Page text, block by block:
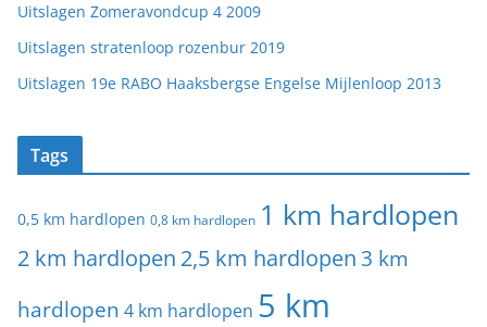
Uitslagen Zomeravondcup 4 2009
Uitslagen stratenloop rozenbur 2019
Uitslagen 19e RABO Haaksbergse Engelse Mijlenloop 2013
Tags
0,5 km hardlopen 0,8 km hardlopen 1 km hardlopen
2 km hardlopen 2,5 km hardlopen 3 km
hardlopen 4 km hardlopen 5 km